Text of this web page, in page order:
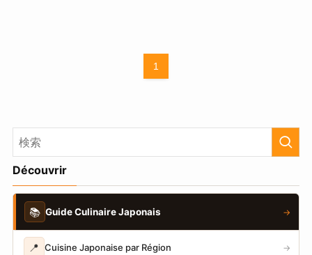
1
Découvrir
📚 Guide Culinaire Japonais →
📍 Cuisine Japonaise par Région →